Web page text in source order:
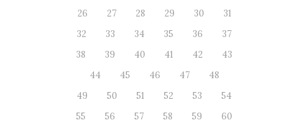
26
27 28 29 30
31
32
33 34 35 36
37
38
39 40 41 42
43
44
45 46 47
48
49
50 51 52 53
54
55
56 57 58 59
60